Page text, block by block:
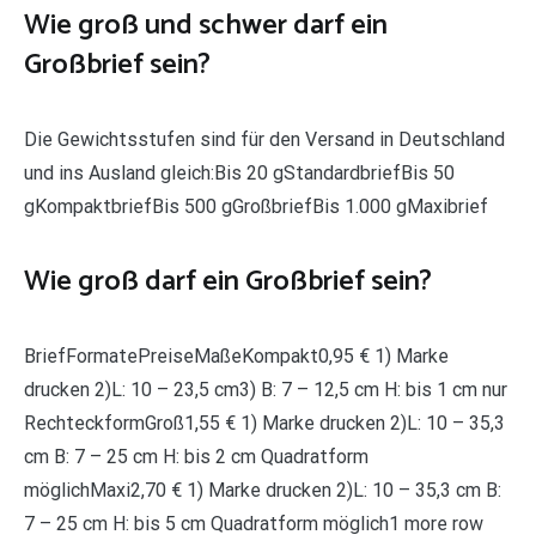
Wie groß und schwer darf ein
Großbrief sein?
Die Gewichtsstufen sind für den Versand in Deutschland
und ins Ausland gleich:Bis 20 gStandardbriefBis 50
gKompaktbriefBis 500 gGroßbriefBis 1.000 gMaxibrief
Wie groß darf ein Großbrief sein?
BriefFormatePreiseMaßeKompakt0,95 € 1) Marke
drucken 2)L: 10 – 23,5 cm3) B: 7 – 12,5 cm H: bis 1 cm nur
RechteckformGroß1,55 € 1) Marke drucken 2)L: 10 – 35,3
cm B: 7 – 25 cm H: bis 2 cm Quadratform
möglichMaxi2,70 € 1) Marke drucken 2)L: 10 – 35,3 cm B:
7 – 25 cm H: bis 5 cm Quadratform möglich1 more row